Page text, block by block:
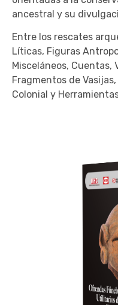
ancestral y su
Entre los rescates
Líticas, Figuras
Misceláneos, Cuentas,
Fragmentos de
Colonial y